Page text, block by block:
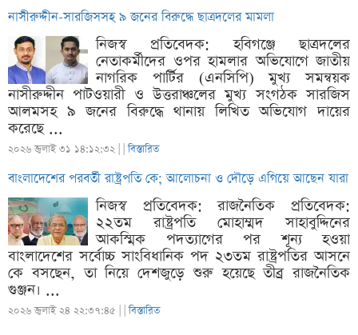
নাসীরুদ্দীন-সারজিসসহ ৯ জনের বিরুদ্ধে ছাত্রদলের মামলা
নিজস্ব প্রতিবেদক: হবিগঞ্জে ছাত্রদলের
নেতাকর্মীদের ওপর হামলার অভিযোগে জাতীয়
নাগরিক পার্টির (এনসিপি) মুখ্য সমন্বয়ক
নাসীরুদ্দীন পাটওয়ারী ও উত্তরাঞ্চলের মুখ্য সংগঠক সারজিস
আলমসহ ৯ জনের বিরুদ্ধে থানায় লিখিত অভিযোগ দায়ের
করেছে ...
২০২৬ জুলাই ৩১ ১৪:১২:৩২ | |বিস্তারিত
বাংলাদেশের পরবর্তী রাষ্ট্রপতি কে; আলোচনা ও দৌড়ে এগিয়ে আছেন যারা
নিজস্ব প্রতিবেদক: রাজনৈতিক প্রতিবেদক:
২২তম রাষ্ট্রপতি মোহাম্মদ সাহাবুদ্দিনের
আকস্মিক পদত্যাগের পর শূন্য হওয়া
বাংলাদেশের সর্বোচ্চ সাংবিধানিক পদ ২৩তম রাষ্ট্রপতির আসনে
কে বসছেন, তা নিয়ে দেশজুড়ে শুরু হয়েছে তীব্র রাজনৈতিক
গুঞ্জন। ...
২০২৬ জুলাই ২৪ ২২:৩৭:৪৫ | |বিস্তারিত